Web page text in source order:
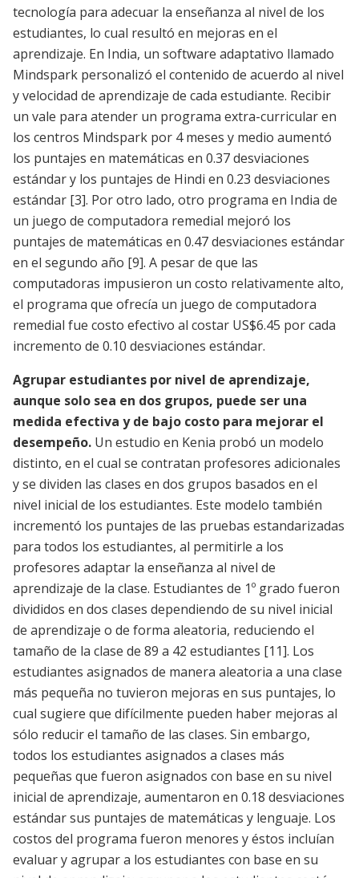
tecnología para adecuar la enseñanza al nivel de los
estudiantes, lo cual resultó en mejoras en el
aprendizaje. En India, un software adaptativo llamado
Mindspark personalizó el contenido de acuerdo al nivel
y velocidad de aprendizaje de cada estudiante. Recibir
un vale para atender un programa extra-curricular en
los centros Mindspark por 4 meses y medio aumentó
los puntajes en matemáticas en 0.37 desviaciones
estándar y los puntajes de Hindi en 0.23 desviaciones
estándar [3]. Por otro lado, otro programa en India de
un juego de computadora remedial mejoró los
puntajes de matemáticas en 0.47 desviaciones estándar
en el segundo año [9]. A pesar de que las
computadoras impusieron un costo relativamente alto,
el programa que ofrecía un juego de computadora
remedial fue costo efectivo al costar US$6.45 por cada
incremento de 0.10 desviaciones estándar.
Agrupar estudiantes por nivel de aprendizaje,
aunque solo sea en dos grupos, puede ser una
medida efectiva y de bajo costo para mejorar el
desempeño. Un estudio en Kenia probó un modelo
distinto, en el cual se contratan profesores adicionales
y se dividen las clases en dos grupos basados en el
nivel inicial de los estudiantes. Este modelo también
incrementó los puntajes de las pruebas estandarizadas
para todos los estudiantes, al permitirle a los
profesores adaptar la enseñanza al nivel de
aprendizaje de la clase. Estudiantes de 1º grado fueron
divididos en dos clases dependiendo de su nivel inicial
de aprendizaje o de forma aleatoria, reduciendo el
tamaño de la clase de 89 a 42 estudiantes [11]. Los
estudiantes asignados de manera aleatoria a una clase
más pequeña no tuvieron mejoras en sus puntajes, lo
cual sugiere que difícilmente pueden haber mejoras al
sólo reducir el tamaño de las clases. Sin embargo,
todos los estudiantes asignados a clases más
pequeñas que fueron asignados con base en su nivel
inicial de aprendizaje, aumentaron en 0.18 desviaciones
estándar sus puntajes de matemáticas y lenguaje. Los
costos del programa fueron menores y éstos incluían
evaluar y agrupar a los estudiantes con base en su